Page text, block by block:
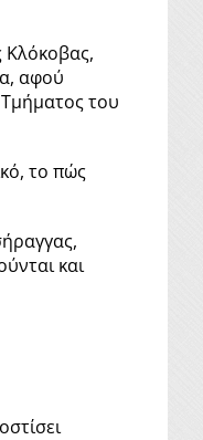
Κλόκοβας,
αφού
του
το πώς
και